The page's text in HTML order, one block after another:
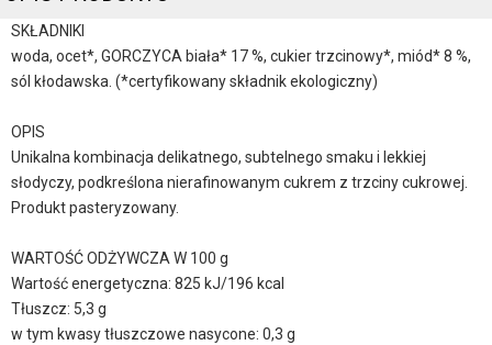
SKŁADNIKI
woda, ocet*, GORCZYCA biała* 17 %, cukier trzcinowy*, miód* 8 %,
sól kłodawska. (*certyfikowany składnik ekologiczny)
OPIS
Unikalna kombinacja delikatnego, subtelnego smaku i lekkiej
słodyczy, podkreślona nierafinowanym cukrem z trzciny cukrowej.
Produkt pasteryzowany.
WARTOŚĆ ODŻYWCZA W 100 g
Wartość energetyczna: 825 kJ/196 kcal
Tłuszcz: 5,3 g
w tym kwasy tłuszczowe nasycone: 0,3 g